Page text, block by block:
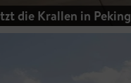
die Krallen in Peking